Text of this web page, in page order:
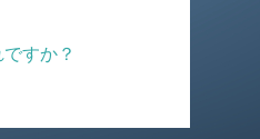
すか？